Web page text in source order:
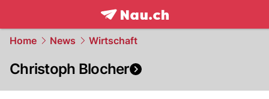
frontpage.NAU.ch
Home News Wirtschaft
Christoph Blocher